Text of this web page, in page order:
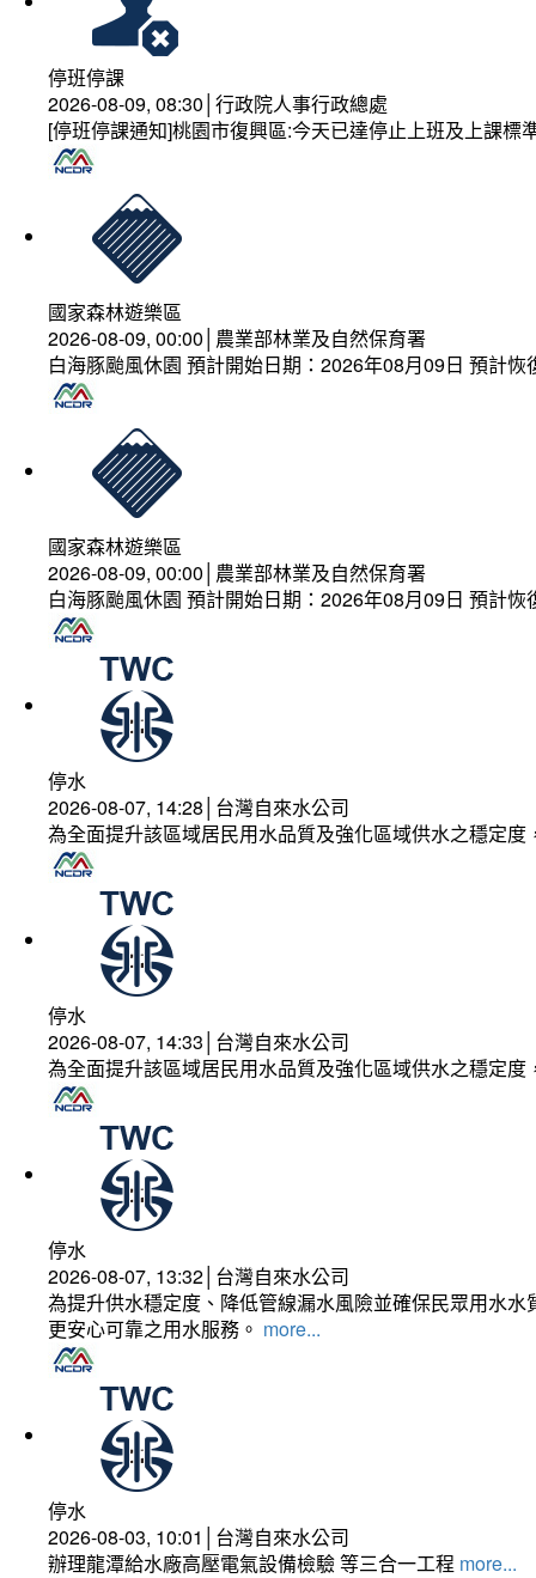
停班停課
2026-08-09, 08:30│行政院人事行政總處
[停班停課通知]桃園市復興區:今天已達停止上班及上課
國家森林遊樂區
2026-08-09, 00:00│農業部林業及自然保育署
白海豚颱風休園 預計開始日期：2026年08月09日 預計
國家森林遊樂區
2026-08-09, 00:00│農業部林業及自然保育署
白海豚颱風休園 預計開始日期：2026年08月09日 預計
停水
2026-08-07, 14:28│台灣自來水公司
為全面提升該區域居民用水品質及強化區域供水之穩定
停水
2026-08-07, 14:33│台灣自來水公司
為全面提升該區域居民用水品質及強化區域供水之穩定
停水
2026-08-07, 13:32│台灣自來水公司
為提升供水穩定度、降低管線漏水風險並確保民眾用水
更安心可靠之用水服務。 more...
停水
2026-08-03, 10:01│台灣自來水公司
辦理龍潭給水廠高壓電氣設備檢驗 等三合一工程 more...